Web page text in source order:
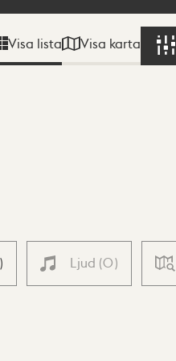
Visa lista Visa karta
) Ljud (0)